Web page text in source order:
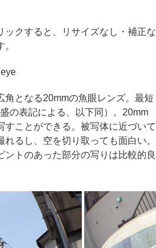
クすると、リサイズなし・補正な
となる20mmの魚眼レンズ。最短
の表記による、以下同）。20mm
すことができる。被写体に近づいて
るし、空を切り取っても面白い。
ントのあった部分の写りは比較的良